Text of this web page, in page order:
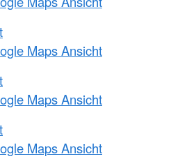
Maps Ansicht
Maps Ansicht
Maps Ansicht